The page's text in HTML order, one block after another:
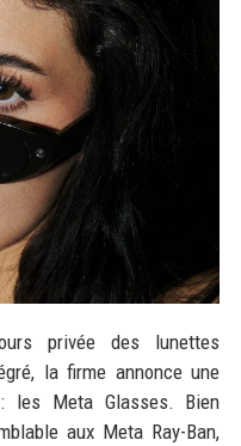
privée des lunettes
la firme annonce une
les Meta Glasses. Bien
aux Meta Ray-Ban,